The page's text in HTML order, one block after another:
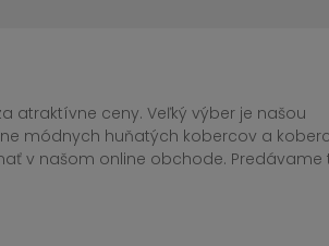
atraktívne ceny. Veľký výber je našou
módnych huňatých kobercov a
v našom online obchode. Predávame